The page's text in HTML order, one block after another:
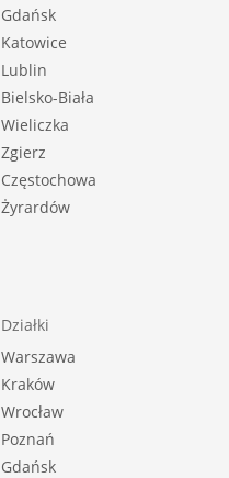
Gdańsk
Katowice
Lublin
Bielsko-Biała
Wieliczka
Zgierz
Częstochowa
Żyrardów
Działki
Warszawa
Kraków
Wrocław
Poznań
Gdańsk